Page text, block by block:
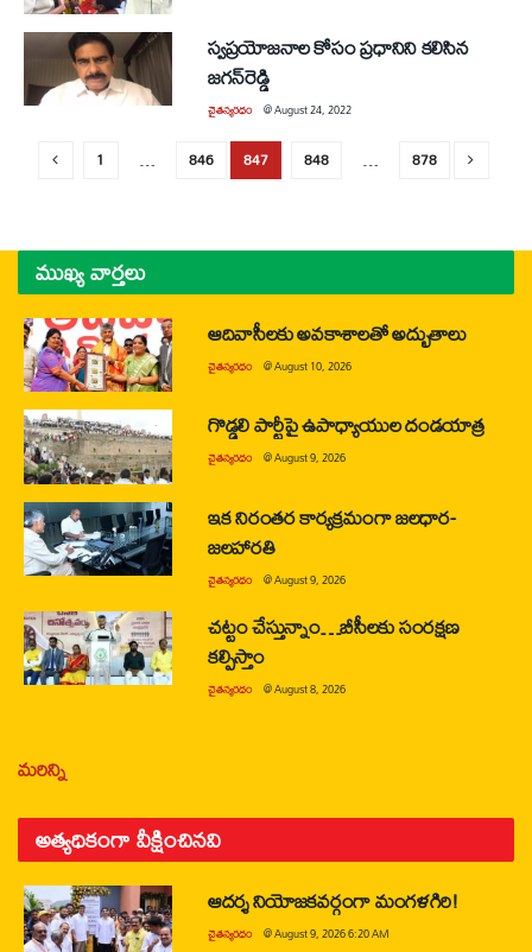
స్వప్రయోజనాల కోసం ప్రధానిని కలిసిన
జగన్‌రెడ్డి
చైతన్యరధం @August 24, 2022
1 … 846 847 848 … 878
ముఖ్య వార్తలు
ఆదివాసీలకు అవకాశాలతో అద్భుతాలు
చైతన్యరధం @August 10, 2026
గొడ్డలి పార్టీపై ఉపాధ్యాయుల దండయాత్ర
చైతన్యరధం @August 9, 2026
ఇక నిరంతర కార్యక్రమంగా జలధార-
జలహారతి
చైతన్యరధం @August 9, 2026
చట్టం చేస్తున్నాం…బీసీలకు సంరక్షణ
కల్పిస్తాం
చైతన్యరధం @August 8, 2026
మరిన్ని
అత్యధికంగా వీక్షించినవి
ఆదర్శ నియోజకవర్గంగా మంగళగిరి!
చైతన్యరధం @August 9, 2026 6:20 AM